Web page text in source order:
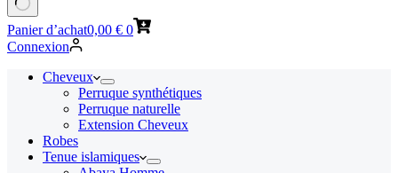
Panier d’achat0,00 € 0
Connexion
Cheveux
Perruque synthétiques
Perruque naturelle
Extension Cheveux
Robes
Tenue islamiques